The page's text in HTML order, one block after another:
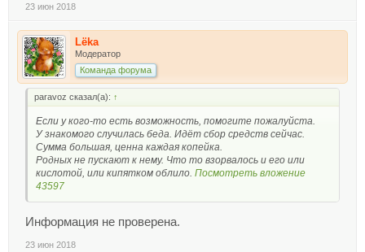
23 июн 2018
Lёka
Модератор
Команда форума
paravoz сказал(а): ↑
Если у кого-то есть возможность, помогите пожалуйста.
У знакомого случилась беда. Идёт сбор средств сейчас.
Сумма большая, ценна каждая копейка.
Родных не пускают к нему. Что то взорвалось и его или
кислотой, или кипятком облило. Посмотреть вложение
43597
Информация не проверена.
23 июн 2018